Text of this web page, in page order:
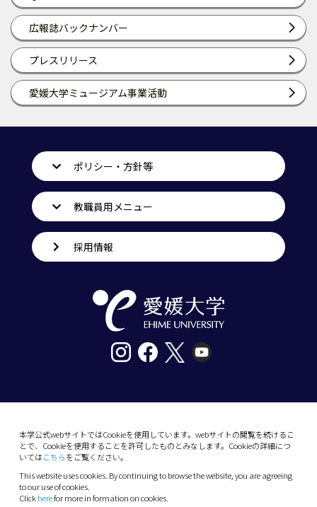
広報誌バックナンバー
プレスリリース
愛媛大学ミュージアム事業活動
本学公式webサイトではCookieを使用しています。webサイトの閲覧を続けるこ
とで、Cookieを使用することを許可したものとみなします。Cookieの詳細につ
いてはこちらをご覧ください。
This website uses cookies. By continuing to browse the website, you are agreeing
to our use of cookies.
Clickherefor more in formation on cookies.
ポリシー・方針等
教職員用メニュー
採用情報
10-13 Dogo-Himata, Matsuyama, Ehime 790-
Phone: +81 89-927-9000